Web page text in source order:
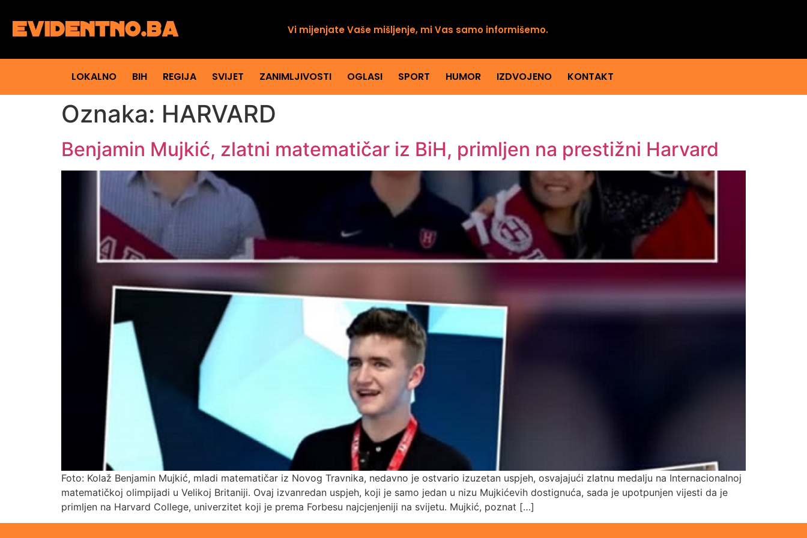
Vi mijenjate Vaše mišljenje, mi Vas samo informišemo.
LOKALNO BIH REGIJA SVIJET ZANIMLJIVOSTI OGLASI SPORT HUMOR IZDVOJENO KONTAKT
Oznaka: HARVARD
Benjamin Mujkić, zlatni matematičar iz BiH, primljen na prestižni Harvard
Foto: Kolaž Benjamin Mujkić, mladi matematičar iz Novog Travnika, nedavno je ostvario izuzetan uspjeh, osvajajući zlatnu medalju na Internacionalnoj
matematičkoj olimpijadi u Velikoj Britaniji. Ovaj izvanredan uspjeh, koji je samo jedan u nizu Mujkićevih dostignuća, sada je upotpunjen vijesti da je
primljen na Harvard College, univerzitet koji je prema Forbesu najcjenjeniji na svijetu. Mujkić, poznat […]